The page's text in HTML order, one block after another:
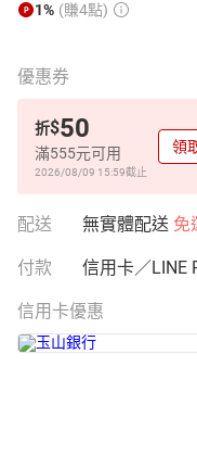
1% (賺4點)
優惠券
折$50
滿555元可用
2026/08/09 15:59截止
領
配送 無實體配送 免
付款 信用卡／LINE
信用卡優惠